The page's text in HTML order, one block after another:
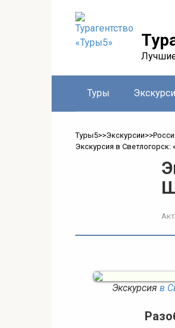
Лучшие
Туры
Туры5>>Экскурсии>>
Экскурсия в
Экскурсия в